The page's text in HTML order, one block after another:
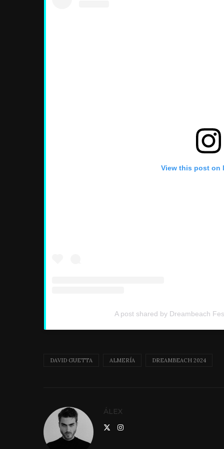
View this post on
A post shared by Dreambeach
DAVID GUETTA ALMERÍA DREAMBEACH 2024
ÁLEX